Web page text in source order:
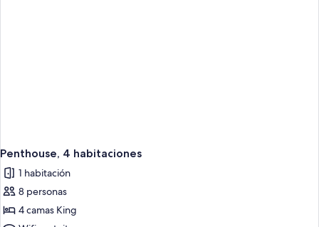
Penthouse, 4 habitaciones
1 habitación
8 personas
4 camas King